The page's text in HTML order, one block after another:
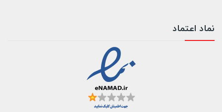
نماد اعتماد